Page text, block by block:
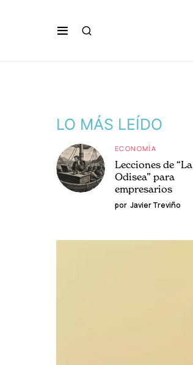
LO MÁS LEÍDO
ECONOMÍA
Lecciones de “La
Odisea” para
empresarios
por Javier Treviño